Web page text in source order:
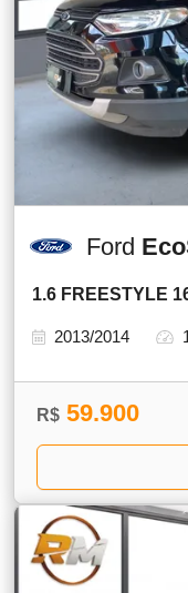
Ford
1.6 FREESTYLE
2013/2014
R$ 59.900